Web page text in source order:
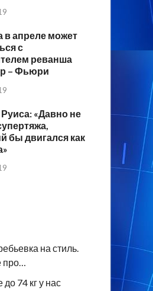
в апреле может
с
реванша
– Фьюри
«Давно не
бы двигался как
на стиль.
про…
74 кг у нас